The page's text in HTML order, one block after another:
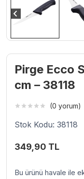
Pirge Ecco
cm – 38118
(0 yorum)
Stok Kodu: 38118
349,90 TL
Bu ürünü havale ile